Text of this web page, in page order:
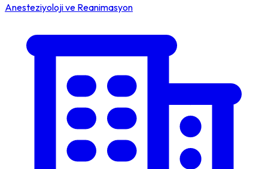
Anesteziyoloji ve Reanimasyon